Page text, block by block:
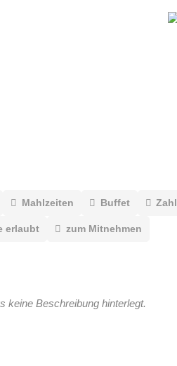
Mahlzeiten Buffet
erlaubt zum Mitnehmen
keine Beschreibung hinterlegt.